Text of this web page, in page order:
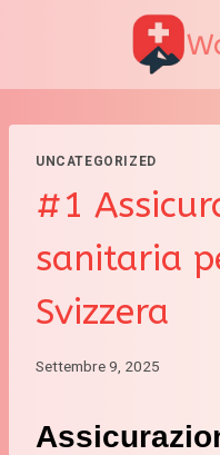
UNCATEGORIZED
#1
sanitaria
Svizzera
Settembre 9, 2025